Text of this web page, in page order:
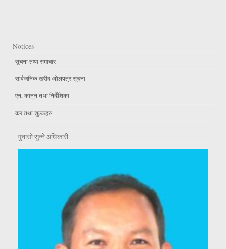
Notices
सूचना तथा समाचार
सार्वजनिक खरीद /बोलपत्र सूचना
एन, कानुन तथा निर्देशिका
कर तथा शुल्कहरु
गुनासो सुन्ने अधिकारी